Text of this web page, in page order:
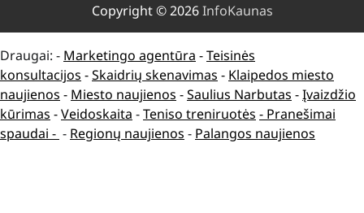
Copyright © 2026InfoKaunas
Draugai: - Marketingo agentūra -Teisinės
konsultacijos -Skaidrių skenavimas - Klaipedos miesto
naujienos - Miesto naujienos -Saulius Narbutas -Įvaizdžio
kūrimas -Veidoskaita -Teniso treniruotės - Pranešimai
spaudai - - Regionų naujienos - Palangos naujienos